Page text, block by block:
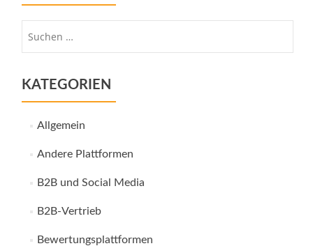
KATEGORIEN
Allgemein
Andere Plattformen
B2B und Social Media
B2B-Vertrieb
Bewertungsplattformen